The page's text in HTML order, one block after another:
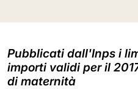
Pubblicati dall'Inps i
importi validi per il
di maternità